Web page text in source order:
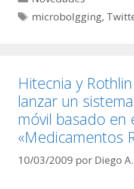
Etiquetas
microbolgging,
Hitecnia y
lanzar un
móvil basado en
«Medicamentos
10/03/2009 por Diego